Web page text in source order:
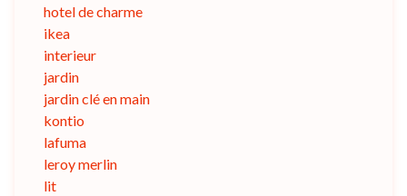
hotel de charme
ikea
interieur
jardin
jardin clé en main
kontio
lafuma
leroy merlin
lit